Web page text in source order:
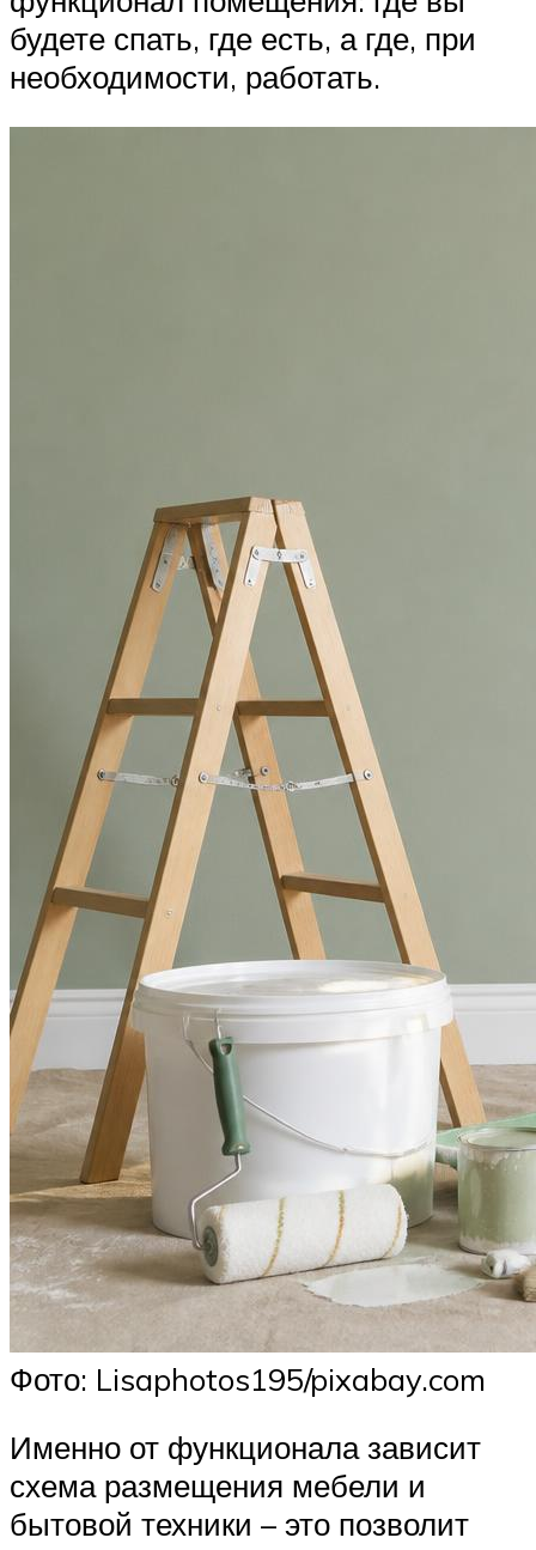
будете спать, где есть, а где, при
необходимости, работать.
Фото: Lisaphotos195/pixabay.com
Именно от функционала зависит
схема размещения мебели и
бытовой техники – это позволит